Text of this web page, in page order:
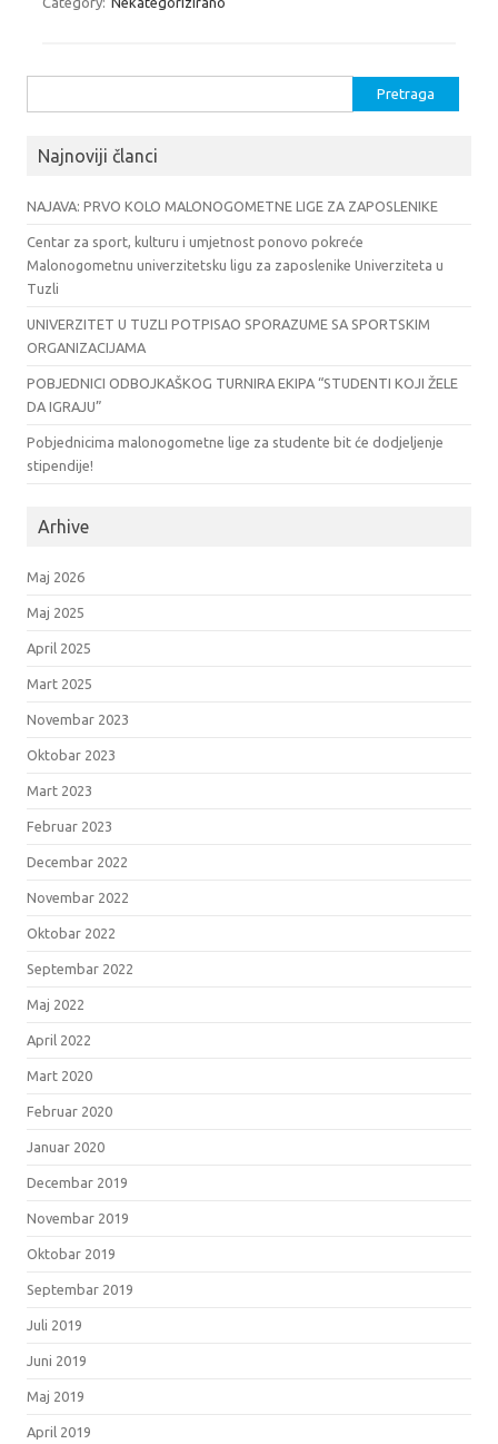
Najnoviji članci
NAJAVA: PRVO KOLO MALONOGOMETNE LIGE ZA ZAPOSLENIKE
Centar za sport, kulturu i umjetnost ponovo pokreće
Malonogometnu univerzitetsku ligu za zaposlenike Univerziteta u
Tuzli
UNIVERZITET U TUZLI POTPISAO SPORAZUME SA SPORTSKIM
ORGANIZACIJAMA
POBJEDNICI ODBOJKAŠKOG TURNIRA EKIPA “STUDENTI KOJI ŽELE
DA IGRAJU”
Pobjednicima malonogometne lige za studente bit će dodjeljenje
stipendije!
Arhive
Maj 2026
Maj 2025
April 2025
Mart 2025
Novembar 2023
Oktobar 2023
Mart 2023
Februar 2023
Decembar 2022
Novembar 2022
Oktobar 2022
Septembar 2022
Maj 2022
April 2022
Mart 2020
Februar 2020
Januar 2020
Decembar 2019
Novembar 2019
Oktobar 2019
Septembar 2019
Juli 2019
Juni 2019
Maj 2019
April 2019